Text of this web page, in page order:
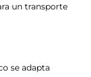
un transporte
se adapta